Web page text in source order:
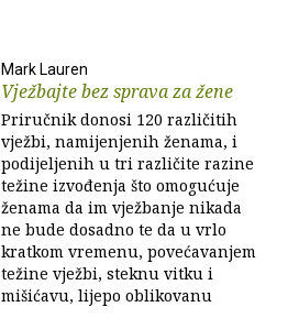
Mark Lauren
Vježbajte bez sprava za žene
Priručnik donosi 120 različitih
vježbi, namijenjenih ženama, i
podijeljenih u tri različite razine
težine izvođenja što omogućuje
ženama da im vježbanje nikada
ne bude dosadno te da u vrlo
kratkom vremenu, povećavanjem
težine vježbi, steknu vitku i
mišićavu, lijepo oblikovanu